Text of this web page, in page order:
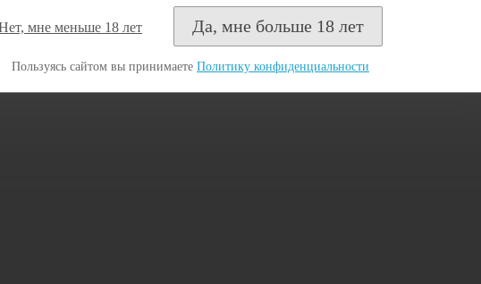
мне меньше 18 лет Да, мне больше 18 лет
Пользуясь сайтом вы принимаете Политику конфиденциальности